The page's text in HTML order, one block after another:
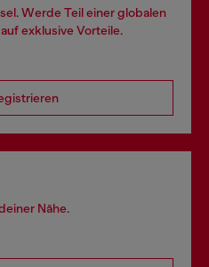
Werde Teil einer globalen
exklusive Vorteile.
Nähe.